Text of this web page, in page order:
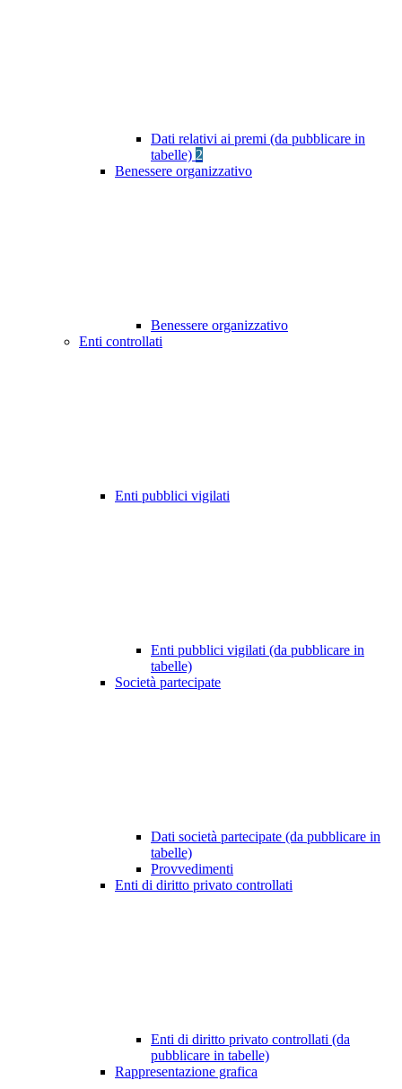
Dati relativi ai premi (da pubblicare in
tabelle) 2
Benessere organizzativo
Benessere organizzativo
Enti controllati
Enti pubblici vigilati
Enti pubblici vigilati (da pubblicare in
tabelle)
Società partecipate
Dati società partecipate (da pubblicare in
tabelle)
Provvedimenti
Enti di diritto privato controllati
Enti di diritto privato controllati (da
pubblicare in tabelle)
Rappresentazione grafica